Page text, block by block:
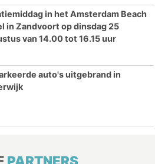
in het Amsterdam Beach
in Zandvoort op dinsdag 25
van 14.00 tot 16.15 uur
auto's uitgebrand in
PARTNERS